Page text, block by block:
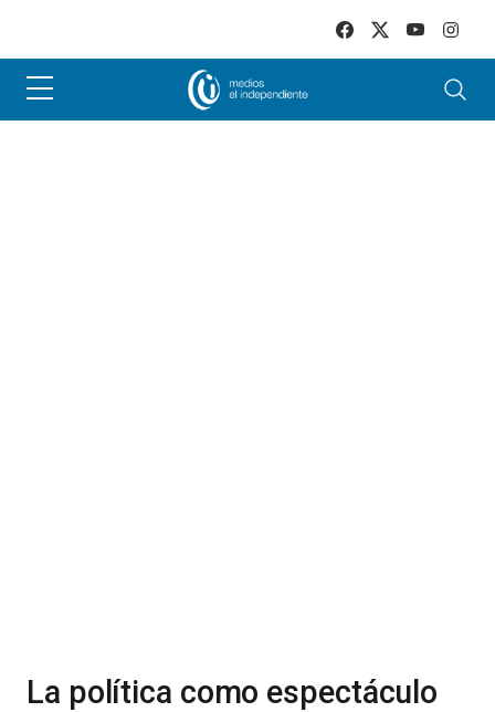
La política como espectáculo